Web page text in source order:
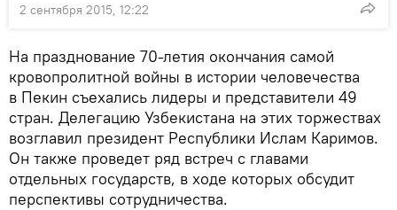
2 сентября 2015, 12:22
На празднование 70-летия окончания самой
кровопролитной войны в истории человечества
в Пекин съехались лидеры и представители 49
стран. Делегацию Узбекистана на этих торжествах
возглавил президент Республики Ислам Каримов.
Он также проведет ряд встреч с главами
отдельных государств, в ходе которых обсудит
перспективы сотрудничества.